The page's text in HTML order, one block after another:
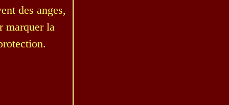
des anges,
marquer la